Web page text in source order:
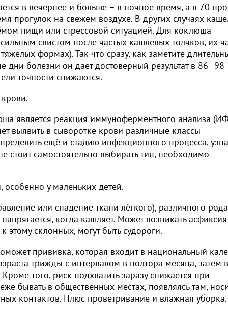
в вечернее и больше – в ночное время, а в 70
прогулок на свежем воздухе. В других случаях
пищи или стрессовой ситуацией. Для коклюша
свистом после частых кашлевых толчков, их
формах). Так что сразу, как заметите
болезни он дает достоверный результат в 86–98
точности снижаются.
является реакция иммуноферментного анализа
выявить в сыворотке крови различные классы
ещё и стадию инфекционного процесса,
стоит самостоятельно выбирать тип, необходимо
у маленьких детей.
или спадение ткани лёгкого), различного рода
когда кашляет. Может возникать
этому склонных, могут быть судороги.
прививка, которая входит в национальный
трижды с интервалом в полтора месяца, затем в
того, риск подхватить заразу снижается при
бывать в общественных местах, появляясь там,
контактов. Плюс проветривание и влажная уборка.